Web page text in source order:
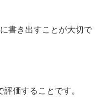
書き出すことが大切で
価することです。